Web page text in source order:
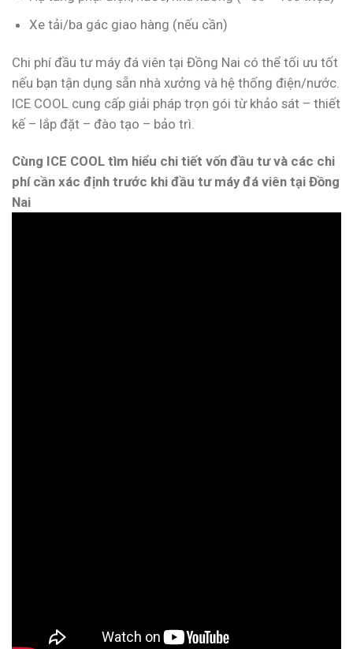
Xe tải/ba gác giao hàng (nếu cần)
Chi phí đầu tư máy đá viên tại Đồng Nai có thể tối ưu tốt
nếu bạn tận dụng sẵn nhà xưởng và hệ thống điện/nước.
ICE COOL cung cấp giải pháp trọn gói từ khảo sát – thiết
kế – lắp đặt – đào tạo – bảo trì.
Cùng ICE COOL tìm hiểu chi tiết vốn đầu tư và các chi
phí cần xác định trước khi đầu tư máy đá viên tại Đồng
Nai